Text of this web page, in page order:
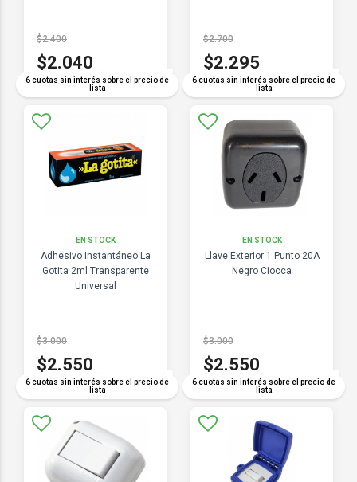
6 cuotas sin interés sobre el precio de
lista
$2.400
$2.040
COMPARAR
6 cuotas sin interés sobre el precio de
lista
$2.700
$2.295
COMPARAR
EN STOCK
Adhesivo Instantáneo La
Gotita 2ml Transparente
Universal
6 cuotas sin interés sobre el precio de
lista
$3.000
$2.550
COMPARAR
EN STOCK
Llave Exterior 1 Punto 20A
Negro Ciocca
6 cuotas sin interés sobre el precio de
lista
$3.000
$2.550
COMPARAR